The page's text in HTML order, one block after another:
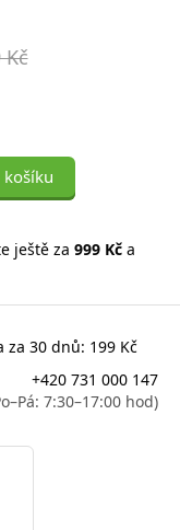
košíku
ještě za 999 Kč a
za 30 dnů: 199 Kč
+420 731 000 147
7:30–17:00 hod)